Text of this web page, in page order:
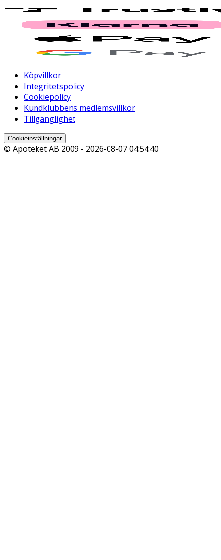
Köpvillkor
Integritetspolicy
Cookiepolicy
Kundklubbens medlemsvillkor
Tillgänglighet
Cookieinställningar
© Apoteket AB 2009 - 2026-08-07 04:54:40